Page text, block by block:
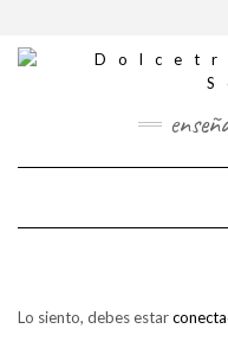
contenido
Lo siento, debes estar